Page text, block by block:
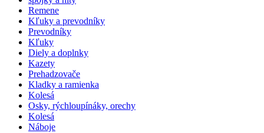
Remene
Kľuky a prevodníky
Prevodníky
Kľuky
Diely a doplnky
Kazety
Prehadzovače
Kladky a ramienka
Kolesá
Osky, rýchloupínáky, orechy
Kolesá
Náboje